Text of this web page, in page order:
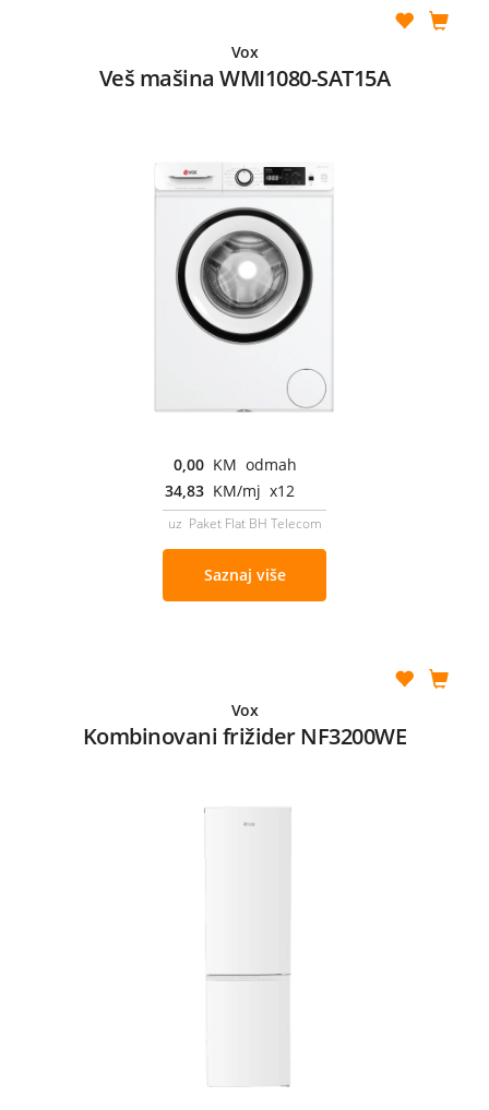
Vox
Veš mašina WMI1080-SAT15A
0,00 KM odmah
34,83 KM/mj x12
uz Paket Flat BH Telecom
Saznaj više
Vox
Kombinovani frižider NF3200WE